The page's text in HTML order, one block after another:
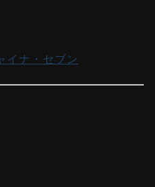
イナ・セブン